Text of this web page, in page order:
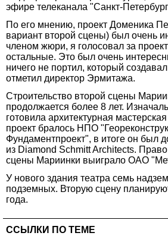
эфире телеканала "Санкт-
По его мнению, проект Доменика
вариант второй сцены) был очень
членом жюри, я голосовал за
остальные. Это был очень
ничего не портил, который
отметил директор Эрмитажа.
Строительство второй сцены
продолжается более 8 лет.
готовила архитектурная
проект бралось НПО
Фундаментпроект", в итоге он был
из Diamond Schmitt Architects.
сцены Мариинки выиграло ОАО
У нового здания театра семь
подземных. Вторую сцену
года.
ССЫЛКИ ПО ТЕМЕ